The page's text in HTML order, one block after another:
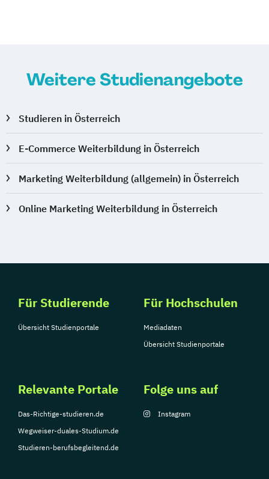
Weitere Studienangebote
Studieren in Österreich
E-Commerce Weiterbildung in Österreich
Marketing Weiterbildung (allgemein) in Österreich
Online Marketing Weiterbildung in Österreich
Für Studierende
Übersicht Studienportale
Für Hochschulen
Mediadaten
Übersicht Studienportale
Relevante Portale
Das-Richtige-studieren.de
Wegweiser-duales-Studium.de
Studieren-berufsbegleitend.de
Folge uns auf
Instagram